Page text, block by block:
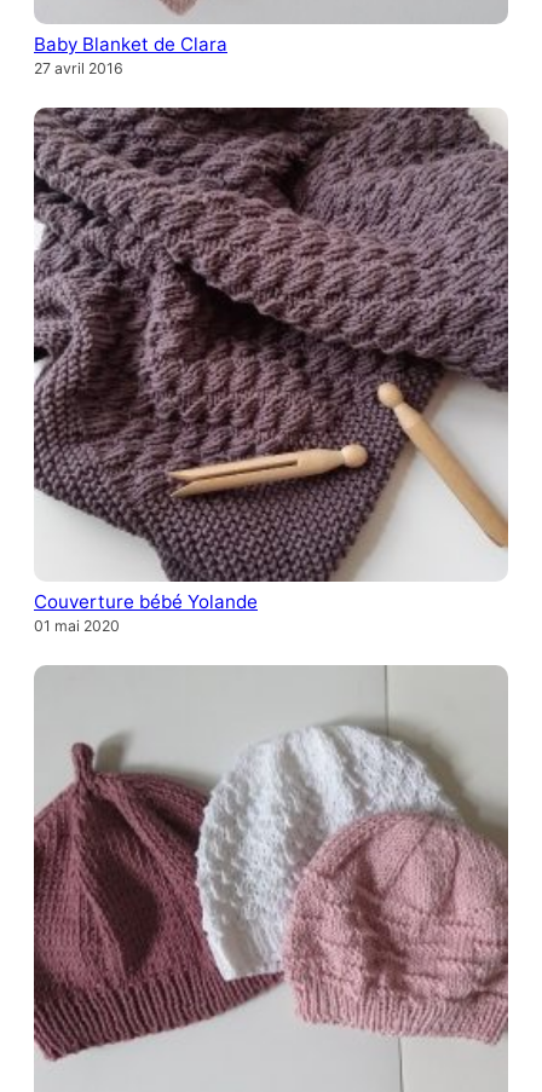
Baby Blanket de Clara
27 avril 2016
Couverture bébé Yolande
01 mai 2020